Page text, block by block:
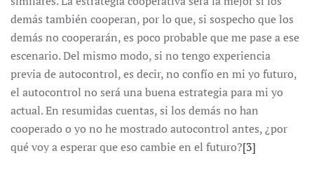
demás también cooperan, por lo que, si sospecho que los
demás no cooperarán, es poco probable que me pase a ese
escenario. Del mismo modo, si no tengo experiencia
previa de autocontrol, es decir, no confío en mi yo futuro,
el autocontrol no será una buena estrategia para mi yo
actual. En resumidas cuentas, si los demás no han
cooperado o yo no he mostrado autocontrol antes, ¿por
qué voy a esperar que eso cambie en el futuro?[3]